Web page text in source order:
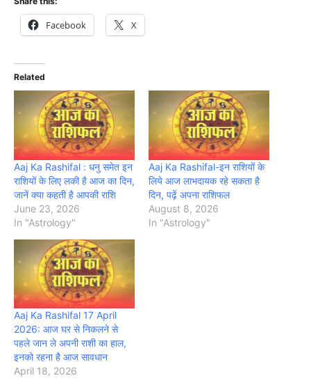
Facebook X
Related
Aaj Ka Rashifal : धनु समेत इन
राशियों के लिए लकी है आज का दिन,
जानें क्या कहती है आपकी राशि
June 23, 2026
In "Astrology"
Aaj Ka Rashifal-इन राशियों के
लिये आज लाभदायक रहे सकता है
दिन, पढ़ें अपना राशिफल
August 8, 2026
In "Astrology"
Aaj Ka Rashifal 17 April
2026: आज घर से निकलने से
पहले जान ले अपनी राशी का हाल,
इनको रहना है आज सावधान
April 18, 2026